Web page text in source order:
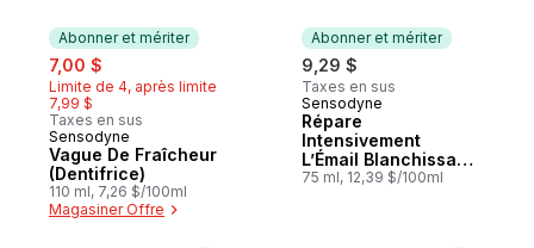
Abonner et mériter
sale:
7,00 $
Limite de 4, après limite
7,99 $
Taxes en sus
Abonner et mériter
Sensodyne
Vague De Fraîcheur
(Dentifrice)
110 ml, 7,26 $/100ml
Magasiner Offre
Abonner et mériter
9,29 $
Taxes en sus
Abonner et mériter
Sensodyne
Répare
Intensivement
L’Émail Blanchissant
(Dentifrice)
75 ml, 12,39 $/100ml